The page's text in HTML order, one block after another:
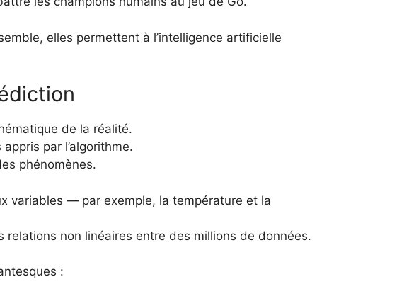
elles permettent à l’intelligence artificielle
de la réalité.
par l’algorithme.
phénomènes.
variables — par exemple, la température et la
relations non linéaires entre des millions de données.
: